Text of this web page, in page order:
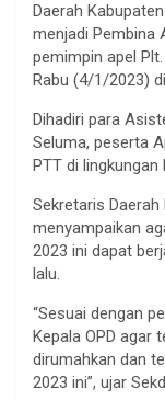
Daerah
menjadi Pembina
pemimpin apel Plt.
Rabu (4/1/2023)
Dihadiri para
Seluma, peserta
PTT di
Sekretaris
menyampaikan
2023 ini dapat
lalu.
“Sesuai dengan
Kepala OPD agar
dirumahkan dan
2023 ini”, ujar